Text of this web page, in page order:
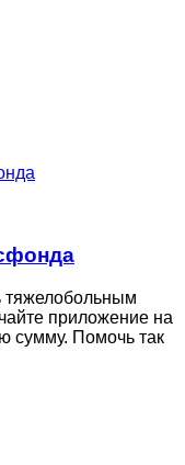
тяжелобольным
приложение на
сумму. Помочь так